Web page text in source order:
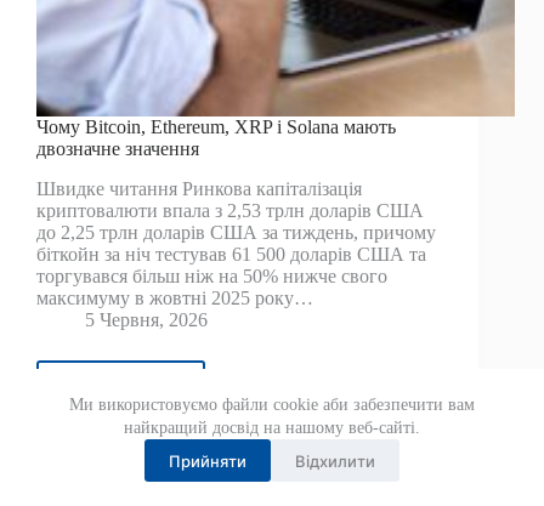
Ми використовуємо файли cookie аби забезпечити вам
найкращий досвід на нашому веб-сайті.
Прийняти Відхилити
Чому Bitcoin, Ethereum, XRP і Solana мають
двозначне значення
Швидке читання Ринкова капіталізація
криптовалюти впала з 2,53 трлн доларів США
до 2,25 трлн доларів США за тиждень, причому
біткойн за ніч тестував 61 500 доларів США та
торгувався більш ніж на 50% нижче свого
максимуму в жовтні 2025 року…
5 Червня, 2026
Bitcoin,
Ethereum,